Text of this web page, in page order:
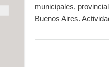
municipales,
Buenos Aires.